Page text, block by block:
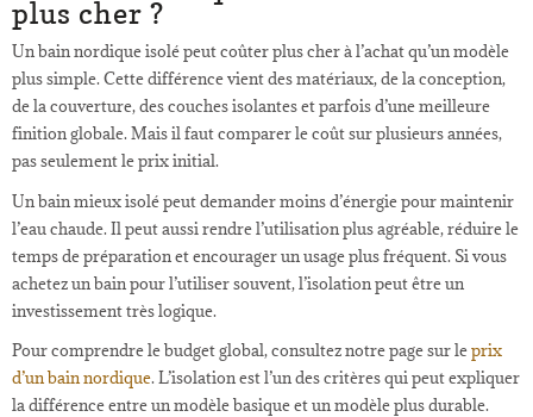
plus cher ?
Un bain nordique isolé peut coûter plus cher à l’achat qu’un modèle
plus simple. Cette différence vient des matériaux, de la conception,
de la couverture, des couches isolantes et parfois d’une meilleure
finition globale. Mais il faut comparer le coût sur plusieurs années,
pas seulement le prix initial.
Un bain mieux isolé peut demander moins d’énergie pour maintenir
l’eau chaude. Il peut aussi rendre l’utilisation plus agréable, réduire le
temps de préparation et encourager un usage plus fréquent. Si vous
achetez un bain pour l’utiliser souvent, l’isolation peut être un
investissement très logique.
Pour comprendre le budget global, consultez notre page sur leprix
d’un bain nordique. L’isolation est l’un des critères qui peut expliquer
la différence entre un modèle basique et un modèle plus durable.